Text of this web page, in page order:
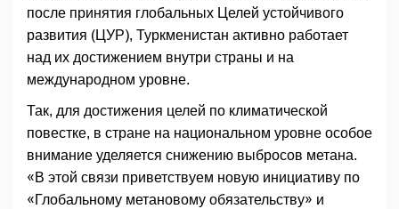
после принятия глобальных Целей устойчивого
развития (ЦУР), Туркменистан активно работает
над их достижением внутри страны и на
международном уровне.
Так, для достижения целей по климатической
повестке, в стране на национальном уровне особое
внимание уделяется снижению выбросов метана.
«В этой связи приветствуем новую инициативу по
«Глобальному метановому обязательству» и